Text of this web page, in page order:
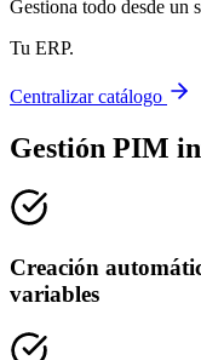
Gestiona todo desde un
Tu ERP.
Centralizar catálogo
Gestión PIM
Creación
variables